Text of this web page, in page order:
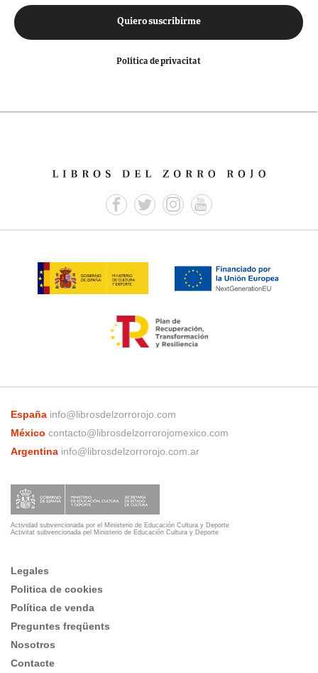
Quiero suscribirme
Política de privacitat
España info@librosdelzorrorojo.com
México contacto@librosdelzorrorojomexico.com
Argentina info@librosdelzorrorojo.com.ar
Actividad subvencionada por el Ministerio de Educación Cultura y Deporte
Activitat subvencionada pel Ministerio de Educación Cultura y Deporte
Legales
Politica de cookies
Política de venda
Preguntes freqüents
Nosotros
Contacte